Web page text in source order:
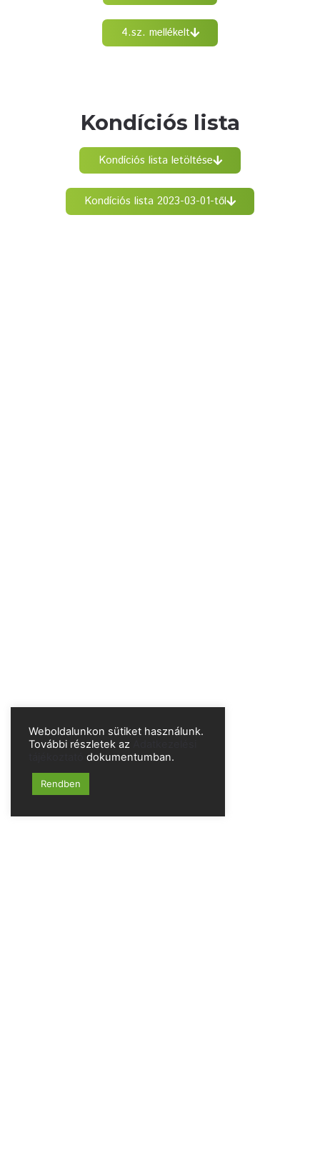
4.sz. mellékelt
Kondíciós lista
Kondíciós lista letöltése
Kondíciós lista 2023-03-01-től
Weboldalunkon sütiket használunk.
További részletek az
dokumentumban.
Rendben